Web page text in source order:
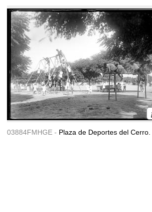
03884FMHGE - Plaza de Deportes del Cerro.